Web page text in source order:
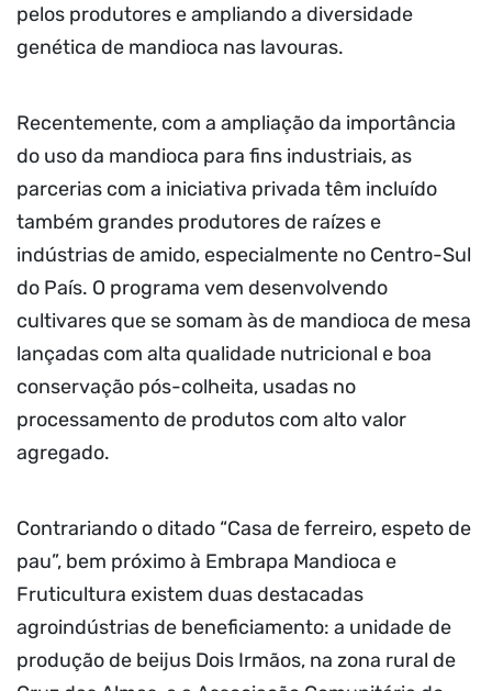
pelos produtores e ampliando a diversidade
genética de mandioca nas lavouras.
Recentemente, com a ampliação da importância
do uso da mandioca para fins industriais, as
parcerias com a iniciativa privada têm incluído
também grandes produtores de raízes e
indústrias de amido, especialmente no Centro-Sul
do País. O programa vem desenvolvendo
cultivares que se somam às de mandioca de mesa
lançadas com alta qualidade nutricional e boa
conservação pós-colheita, usadas no
processamento de produtos com alto valor
agregado.
Contrariando o ditado “Casa de ferreiro, espeto de
pau”, bem próximo à Embrapa Mandioca e
Fruticultura existem duas destacadas
agroindústrias de beneficiamento: a unidade de
produção de beijus Dois Irmãos, na zona rural de